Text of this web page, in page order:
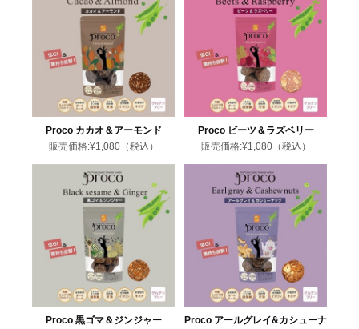
Proco カカオ＆アーモンド
販売価格:¥1,080（税込）
Proco ビーツ＆ラズベリー
販売価格:¥1,080（税込）
Proco 黒ゴマ＆ジンジャー
Proco アールグレイ&カシューナ